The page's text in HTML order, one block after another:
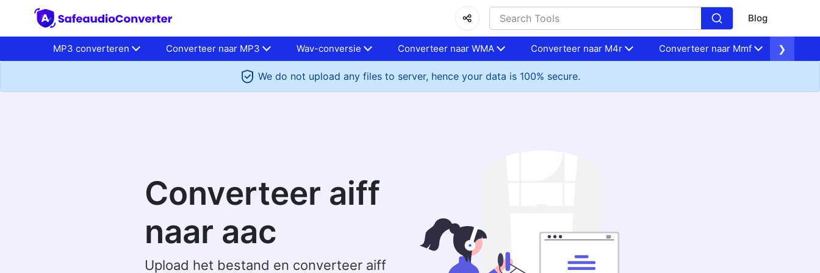
Blog
MP3 converteren Converteer naar MP3 Wav-conversie Converteer naar WMA Converteer naar M4r Converteer naar Mmf ❯
We do not upload any files to server, hence your data is 100% secure.
Converteer aiff
naar aac
Upload het bestand en converteer aiff